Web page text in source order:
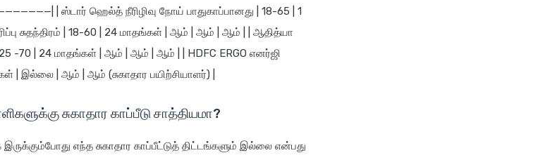
| ஸ்டார் ஹெல்த் நீரிழிவு நோய் பாதுகாப்பானது | 18-65 | 1
சுதந்திரம் | 18-60 | 24 மாதங்கள் | ஆம் | ஆம் | ஆம் | | ஆதித்யா
| 25 -70 | 24 மாதங்கள் | ஆம் | ஆம் | ஆம் | | HDFC ERGO எனர்ஜி
| இல்லை | ஆம் | ஆம் (சுகாதார பயிற்சியாளர்) |
சுகாதார காப்பீடு சாத்தியமா?
இருக்கும்போது எந்த சுகாதார காப்பீட்டுத் திட்டங்களும் இல்லை என்பது